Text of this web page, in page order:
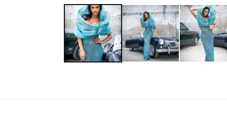
média
dans
une
fenêtre
modale